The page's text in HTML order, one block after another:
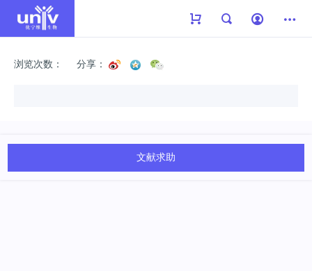
浏览次数： 分享：
文献求助